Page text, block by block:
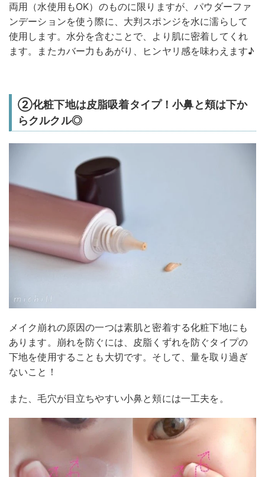
両用（水使用もOK）のものに限りますが、パウダーファ
ンデーションを使う際に、大判スポンジを水に濡らして
使用します。水分を含むことで、より肌に密着してくれ
ます。またカバー力もあがり、ヒンヤリ感を味わえます♪
②化粧下地は皮脂吸着タイプ！小鼻と頬は下か
らクルクル◎
メイク崩れの原因の一つは素肌と密着する化粧下地にも
あります。崩れを防ぐには、皮脂くずれを防ぐタイプの
下地を使用することも大切です。そして、量を取り過ぎ
ないこと！
また、毛穴が目立ちやすい小鼻と頬には一工夫を。